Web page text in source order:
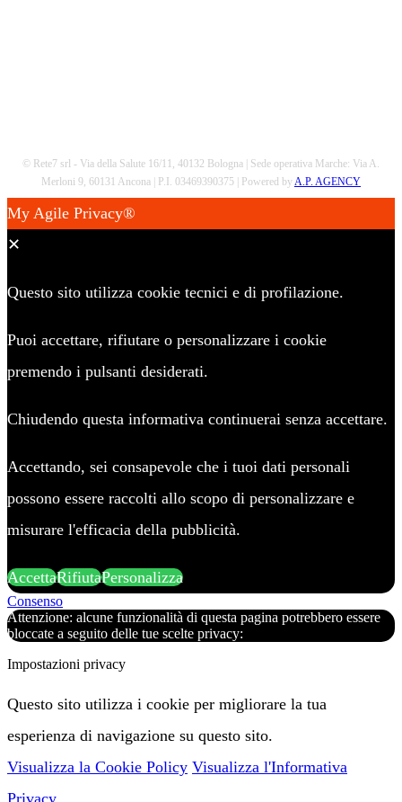
© Rete7 srl - Via della Salute 16/11, 40132 Bologna | Sede operativa Marche: Via A.
Merloni 9, 60131 Ancona | P.I. 03469390375 | Powered by A.P. AGENCY
My Agile Privacy®
✕
Questo sito utilizza cookie tecnici e di profilazione.
Puoi accettare, rifiutare o personalizzare i cookie
premendo i pulsanti desiderati.
Chiudendo questa informativa continuerai senza accettare.
Accettando, sei consapevole che i tuoi dati personali
possono essere raccolti allo scopo di personalizzare e
misurare l'efficacia della pubblicità.
AccettaRifiutaPersonalizza
Consenso
Attenzione: alcune funzionalità di questa pagina potrebbero essere
bloccate a seguito delle tue scelte privacy:
Impostazioni privacy
Questo sito utilizza i cookie per migliorare la tua
esperienza di navigazione su questo sito.
Visualizza la Cookie Policy Visualizza l'Informativa
Privacy